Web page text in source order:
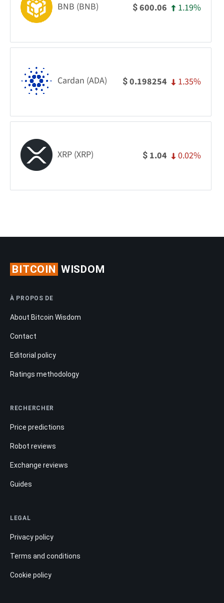
BNB (BNB) $600.06 1.19%
Cardan (ADA) $0.198254 1.35%
XRP (XRP) $ 1.04 0.02%
BITCOIN WISDOM
À PROPOS DE
About Bitcoin Wisdom
Contact
Editorial policy
Ratings methodology
RECHERCHER
Price predictions
Robot reviews
Exchange reviews
Guides
LEGAL
Privacy policy
Terms and conditions
Cookie policy